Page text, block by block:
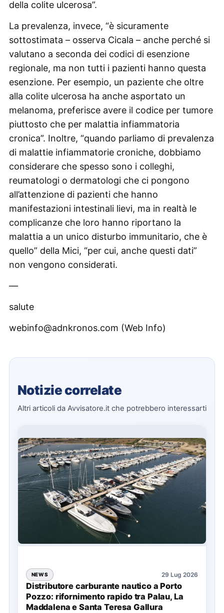
della colite ulcerosa”.
La prevalenza, invece, “è sicuramente
sottostimata – osserva Cicala – anche perché si
valutano a seconda dei codici di esenzione
regionale, ma non tutti i pazienti hanno questa
esenzione. Per esempio, un paziente che oltre
alla colite ulcerosa ha anche asportato un
melanoma, preferisce avere il codice per tumore
piuttosto che per malattia infiammatoria
cronica”. Inoltre, “quando parliamo di prevalenza
di malattie infiammatorie croniche, dobbiamo
considerare che spesso sono i colleghi,
reumatologi o dermatologi che ci pongono
all’attenzione di pazienti che hanno
manifestazioni intestinali lievi, ma in realtà le
complicanze che loro hanno riportano la
malattia a un unico disturbo immunitario, che è
quello” della Mici, “per cui, anche questi dati”
non vengono considerati.
—
salute
webinfo@adnkronos.com (Web Info)
Notizie correlate
Altri articoli da Avvisatore.it che potrebbero interessarti
NEWS 29 Lug 2026
Distributore carburante nautico a Porto
Pozzo: rifornimento rapido tra Palau, La
Maddalena e Santa Teresa Gallura